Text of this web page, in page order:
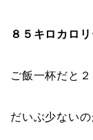
８５キロカロ
ご飯一杯だと
だいぶ少ない